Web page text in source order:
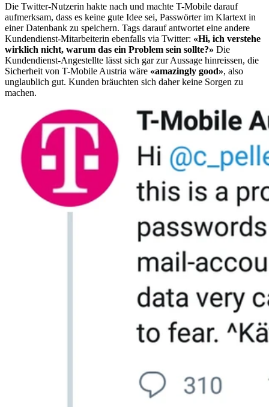
Die Twitter-Nutzerin hakte nach und machte T-Mobile darauf
aufmerksam, dass es keine gute Idee sei, Passwörter im Klartext in
einer Datenbank zu speichern. Tags darauf antwortet eine andere
Kundendienst-Mitarbeiterin ebenfalls via Twitter: «Hi, ich verstehe
wirklich nicht, warum das ein Problem sein sollte?» Die
Kundendienst-Angestellte lässt sich gar zur Aussage hinreissen, die
Sicherheit von T-Mobile Austria wäre «amazingly good», also
unglaublich gut. Kunden bräuchten sich daher keine Sorgen zu
machen.